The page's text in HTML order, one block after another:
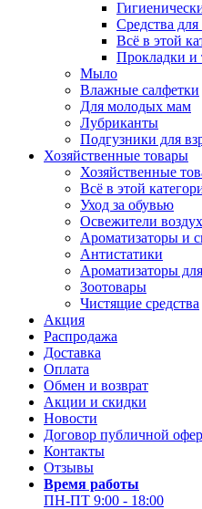
Средства
Всё в этой
Прокладки и
Мыло
Влажные салфетки
Для молодых мам
Лубриканты
Подгузники для
Хозяйственные товары
Хозяйственные
Всё в этой
Уход за обувью
Освежители
Ароматизаторы и
Антистатики
Ароматизаторы
Зоотовары
Чистящие средства
Акция
Распродажа
Доставка
Оплата
Обмен и возврат
Акции и скидки
Новости
Договор публичной
Контакты
Отзывы
Время работы
ПН-ПТ 9:00 - 18:00